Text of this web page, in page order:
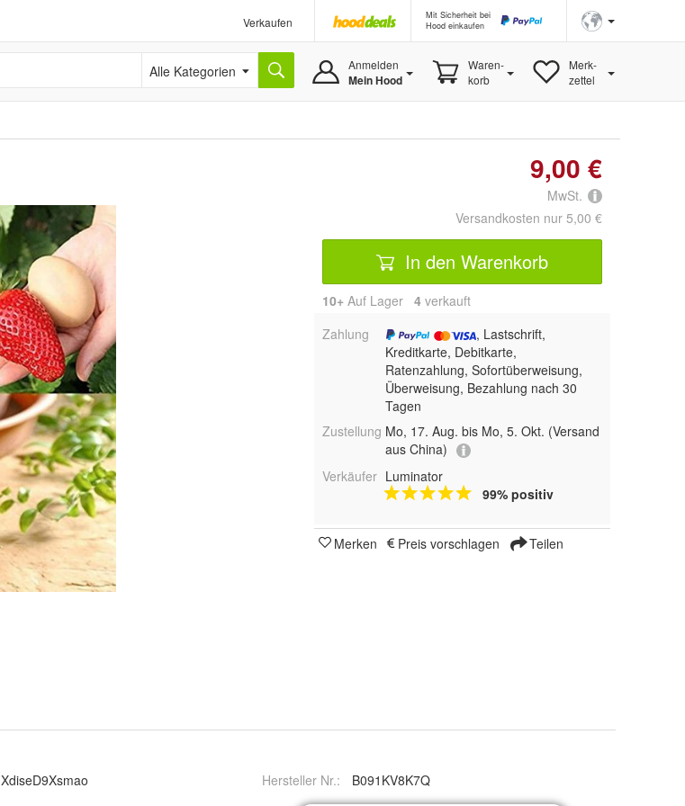
Verkaufen
Mit Sicherheit bei
Hood einkaufen
Alle Kategorien Anmelden
Mein Hood
Waren-
korb
Merk-
zettel
9,00 €
MwSt.
Versandkosten nur 5,00 €
In den Warenkorb
10+ Auf Lager 4 verkauft
Zahlung
, Lastschrift,
Kreditkarte, Debitkarte,
Ratenzahlung, Sofortüberweisung,
Überweisung, Bezahlung nach 30
Tagen
Zustellung Mo, 17. Aug. bis Mo, 5. Okt. (Versand
aus China)
Verkäufer Luminator
99% positiv
Merken Preis vorschlagen Teilen
XdiseD9Xsmao Hersteller Nr.: B091KV8K7Q